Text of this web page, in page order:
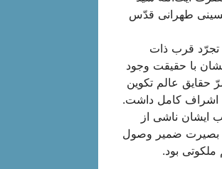
طهرانی قدّس
قرب ذات
با حقیقت وجود
حقایق عالم تکوین
اشراف کامل داشت.
ايشان‏ ناشى از
بصيرت ضمير وصول
بود.